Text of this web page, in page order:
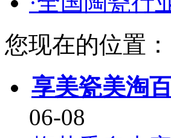
您现在的位置：
享美瓷美淘
06-08